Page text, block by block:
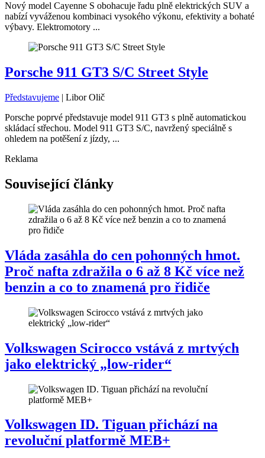
Nový model Cayenne S obohacuje řadu plně elektrických SUV a
nabízí vyváženou kombinaci vysokého výkonu, efektivity a bohaté
výbavy. Elektromotory ...
Porsche 911 GT3 S/C Street Style
Představujeme | Libor Olič
Porsche poprvé představuje model 911 GT3 s plně automatickou
skládací střechou. Model 911 GT3 S/C, navržený speciálně s
ohledem na potěšení z jízdy, ...
Reklama
Související články
Vláda zasáhla do cen pohonných hmot.
Proč nafta zdražila o 6 až 8 Kč více než
benzin a co to znamená pro řidiče
Volkswagen Scirocco vstává z mrtvých
jako elektrický „low-rider“
Volkswagen ID. Tiguan přichází na
revoluční platformě MEB+